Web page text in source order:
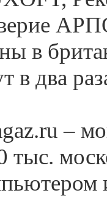
в
в два
–
тыс.